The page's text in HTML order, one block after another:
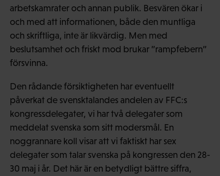
arbetskamrater och annan publik. Besvären ökar i
och med att informationen, både den muntliga
och skriftliga, inte är likvärdig. Men med
beslutsamhet och friskt mod brukar ”rampfebern”
försvinna.
Den rådande försiktigheten har eventuellt
påverkat de svensktalandes andelen av FFC:s
kongressdelegater, vi har två delegater som
meddelat svenska som sitt modersmål. En
noggrannare koll visar att vi faktiskt har sex
delegater som talar svenska på kongressen den 28-
30 maj i år. Det här är en betydligt bättre siffra,